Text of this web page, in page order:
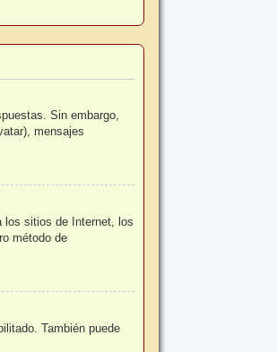
Sin embargo,
mensajes
los sitios de Internet, los
método de
También puede